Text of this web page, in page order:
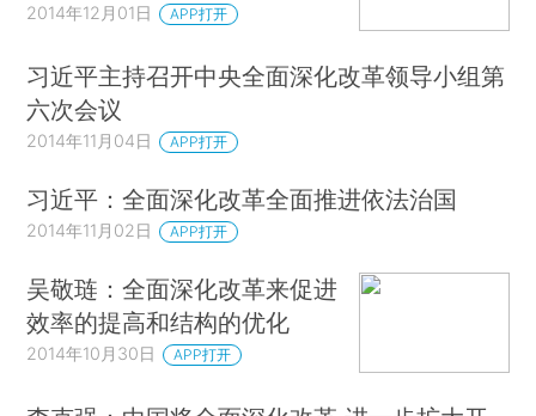
2014年12月01日 APP打开
习近平主持召开中央全面深化改革领导小组第
六次会议
2014年11月04日 APP打开
习近平：全面深化改革全面推进依法治国
2014年11月02日 APP打开
吴敬琏：全面深化改革来促进
效率的提高和结构的优化
2014年10月30日 APP打开